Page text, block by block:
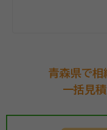
青森県で相
一括見積